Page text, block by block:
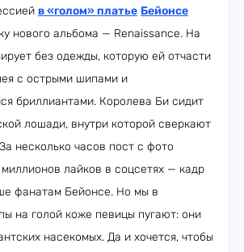
в «голом» платье Бейонсе
нового альбома — Renaissance. На
без одежды, которую ей отчасти
с острыми шипами и
бриллиантами. Королева Би сидит
лошади, внутри которой сверкают
несколько часов пост с фото
лайков в соцсетях — кадр
фанатам Бейонсе. Но мы в
на голой коже певицы пугают: они
насекомых. Да и хочется, чтобы